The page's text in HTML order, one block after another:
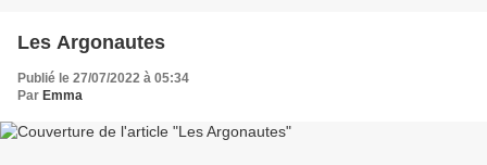
Les Argonautes
Publié le 27/07/2022 à 05:34
Par Emma